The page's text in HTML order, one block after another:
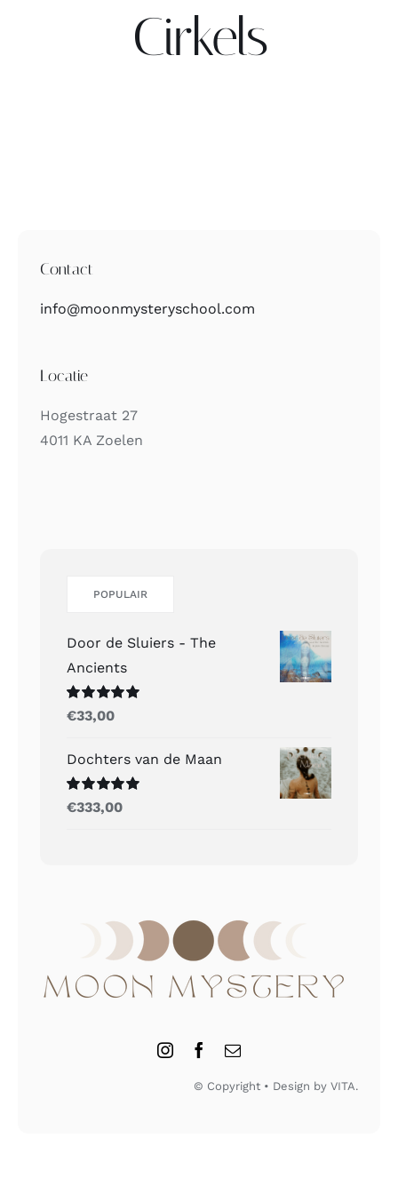
Contact
Cirkels
Contact
info@moonmysteryschool.com
Locatie
Hogestraat 27
4011 KA Zoelen
POPULAIR
Door de Sluiers - The
Ancients
Gewaardeerd
uit 5
€33,00
Dochters van de Maan
Gewaardeerd
uit 5
€333,00
© Copyright • Design by VITA.